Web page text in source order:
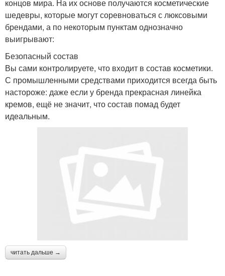
концов мира. На их основе получаются косметические
шедевры, которые могут соревноваться с люксовыми
брендами, а по некоторым пунктам однозначно
выигрывают:
Безопасный состав
Вы сами контролируете, что входит в состав косметики.
С промышленными средствами приходится всегда быть
настороже: даже если у бренда прекрасная линейка
кремов, ещё не значит, что состав помад будет
идеальным.
читать дальше →